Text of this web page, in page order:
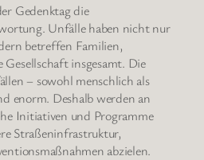
Gedenktag die
Unfälle haben nicht nur
betreffen Familien,
insgesamt. Die
– sowohl menschlich als
enorm. Deshalb werden an
Initiativen und Programme
Straßeninfrastruktur,
abzielen.